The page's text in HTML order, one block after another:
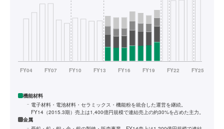
機能材料
電子材料・電池材料・セラミックス・機能粉を統合した運営を継続。
FY14（2015.3期）売上は1,400億円規模で連結売上の約30%を占めた主力。
金属